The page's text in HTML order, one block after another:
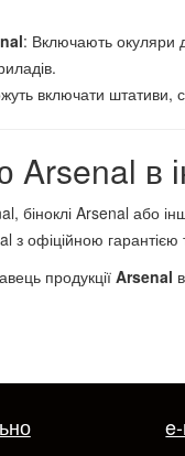
: Включають окуляри
включати штативи,
Arsenal в
біноклі Arsenal або
з офіційною
продукціїArsenal